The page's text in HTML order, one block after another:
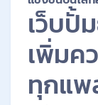
เว็บปั้
เพิ่มค
ทุกแ